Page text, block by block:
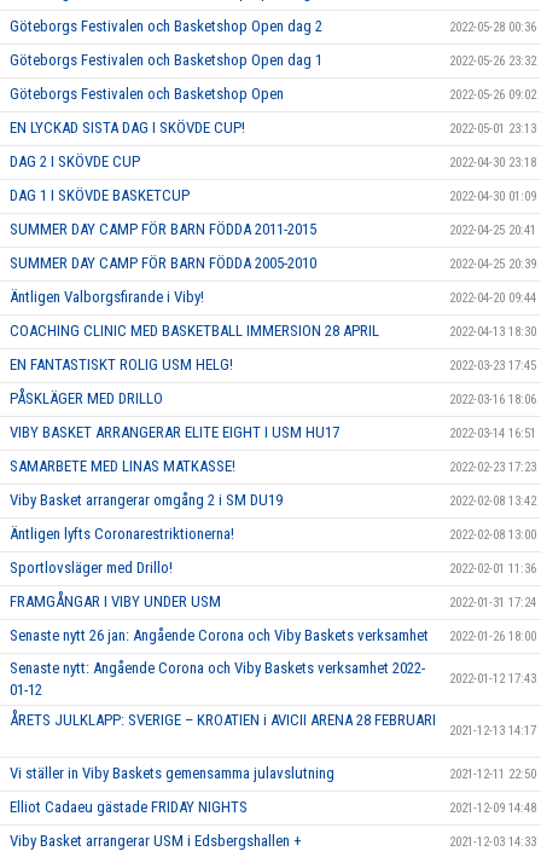
Göteborgs Festivalen och Basketshop Open dag 2 2022-05-28 00:36
Göteborgs Festivalen och Basketshop Open dag 1 2022-05-26 23:32
Göteborgs Festivalen och Basketshop Open 2022-05-26 09:02
EN LYCKAD SISTA DAG I SKÖVDE CUP! 2022-05-01 23:13
DAG 2 I SKÖVDE CUP 2022-04-30 23:18
DAG 1 I SKÖVDE BASKETCUP 2022-04-30 01:09
SUMMER DAY CAMP FÖR BARN FÖDDA 2011-2015 2022-04-25 20:41
SUMMER DAY CAMP FÖR BARN FÖDDA 2005-2010 2022-04-25 20:39
Äntligen Valborgsfirande i Viby! 2022-04-20 09:44
COACHING CLINIC MED BASKETBALL IMMERSION 28 APRIL 2022-04-13 18:30
EN FANTASTISKT ROLIG USM HELG! 2022-03-23 17:45
PÅSKLÄGER MED DRILLO 2022-03-16 18:06
VIBY BASKET ARRANGERAR ELITE EIGHT I USM HU17 2022-03-14 16:51
SAMARBETE MED LINAS MATKASSE! 2022-02-23 17:23
Viby Basket arrangerar omgång 2 i SM DU19 2022-02-08 13:42
Äntligen lyfts Coronarestriktionerna! 2022-02-08 13:00
Sportlovsläger med Drillo! 2022-02-01 11:36
FRAMGÅNGAR I VIBY UNDER USM 2022-01-31 17:24
Senaste nytt 26 jan: Angående Corona och Viby Baskets verksamhet 2022-01-26 18:00
Senaste nytt: Angående Corona och Viby Baskets verksamhet 2022-
01-12
2022-01-12 17:43
ÅRETS JULKLAPP: SVERIGE – KROATIEN i AVICII ARENA 28 FEBRUARI
2021-12-13 14:17
Vi ställer in Viby Baskets gemensamma julavslutning 2021-12-11 22:50
Elliot Cadaeu gästade FRIDAY NIGHTS 2021-12-09 14:48
Viby Basket arrangerar USM i Edsbergshallen + 2021-12-03 14:33